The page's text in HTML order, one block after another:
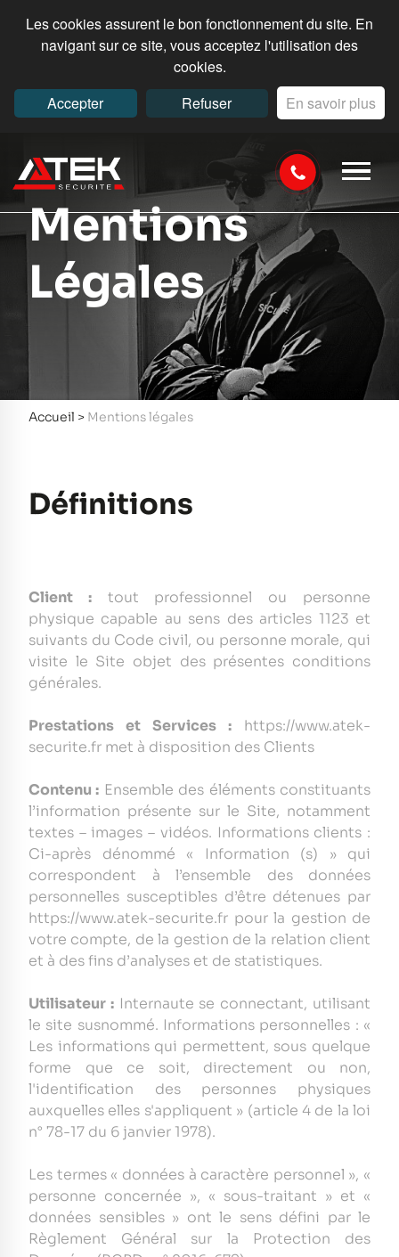
Les cookies assurent le bon fonctionnement du site. En
navigant sur ce site, vous acceptez l'utilisation des
cookies.
Accepter
Refuser En savoir plus
Mentions
Légales
Accueil > Mentions légales
Définitions
Client :tout professionnel ou personne
physique capable au sens des articles 1123 et
suivants du Code civil, ou personne morale, qui
visite le Site objet des présentes conditions
générales.
Prestations et Services : https://www.atek-
securite.fr met à disposition des Clients
Contenu : Ensemble des éléments constituants
l’information présente sur le Site, notamment
textes – images – vidéos. Informations clients :
Ci-après dénommé « Information (s) » qui
correspondent à l’ensemble des données
personnelles susceptibles d’être détenues par
https://www.atek-securite.fr pour la gestion de
votre compte, de la gestion de la relation client
et à des fins d’analyses et de statistiques.
Utilisateur :Internaute se connectant, utilisant
le site susnommé. Informations personnelles : «
Les informations qui permettent, sous quelque
forme que ce soit, directement ou non,
l'identification des personnes physiques
auxquelles elles s'appliquent » (article 4 de la loi
n° 78-17 du 6 janvier 1978).
Les termes « données à caractère personnel », «
personne concernée », « sous-traitant » et «
données sensibles » ont le sens défini par le
Règlement Général sur la Protection des